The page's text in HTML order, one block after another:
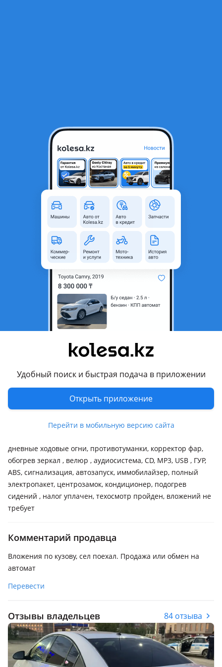
Удобный поиск и быстрая подача в приложении
Открыть приложение
Перейти в мобильную версию сайта
Chevrolet Cruze 2012 года
Объявление находится в архиве и может быть
Астана, Акмолинская
2009 - 2012 J300
Седан
Объем двигателя, л
Пробег
Механика
Руль
Слева
Цвет
Растаможен в Казахстане
Да
дневные ходовые огни, противотуманки, корректор фар,
обогрев зеркал , велюр , аудиосистема, CD, MP3, USB , ГУР,
ABS, сигнализация, автозапуск, иммобилайзер, полный
электропакет, центрозамок, кондиционер, подогрев
сидений , налог уплачен, техосмотр пройден, вложений не
требует
Комментарий продавца
Вложения по кузову, сел поехал. Продажа или обмен на
автомат
Перевести
Отзывы владельцев 84 отзыва